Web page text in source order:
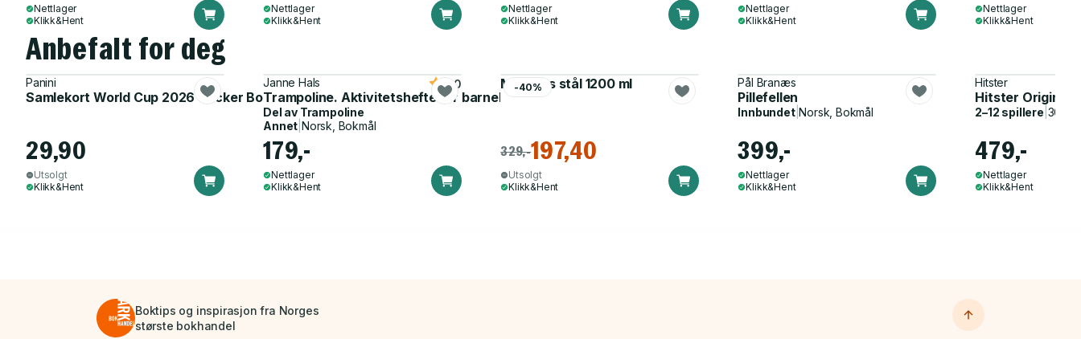
Nettlager
Klikk&Hent
Nettlager
Klikk&Hent
Nettlager
Klikk&Hent
Nettlager
Klikk&Hent
Nettlager
Klikk&Hent
Anbefalt for deg
Panini
Samlekort World Cup 2026 Sticker Booster
29,90
Utsolgt
Klikk&Hent
Janne Hals
Trampoline. Aktivitetshefte for barnehagen
5.0
Del av Trampoline
Annet Norsk, Bokmål
179,-
Nettlager
Klikk&Hent
-40%
Matboks stål 1200 ml
329,-197,40
Utsolgt
Klikk&Hent
Pål Branæs
Pillefellen
Innbundet|Norsk, Bokmål
399,-
Nettlager
Klikk&Hent
Hitster
Hitster Original
2–12 spillere
479,-
Nettlager
Klikk&Hent
Boktips og inspirasjon fra Norges
største bokhandel